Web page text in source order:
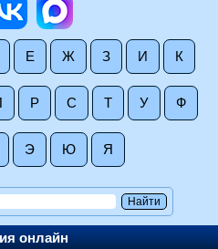
Е Ж З И К
Р С Т У Ф
Э Ю Я
онлайн